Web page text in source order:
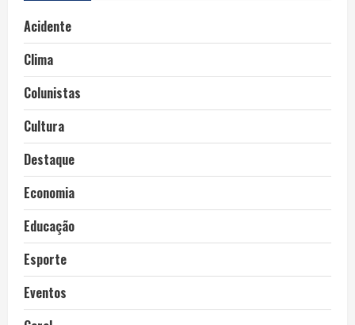
Acidente
Clima
Colunistas
Cultura
Destaque
Economia
Educação
Esporte
Eventos